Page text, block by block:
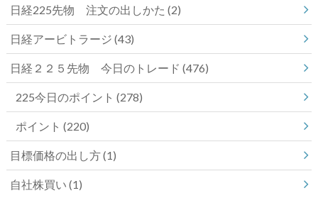
日経225先物 注文の出しかた (2)
日経アービトラージ (43)
日経２２５先物 今日のトレード (476)
225今日のポイント (278)
ポイント (220)
目標価格の出し方(1)
自社株買い (1)